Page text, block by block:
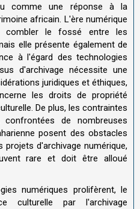
comme une réponse à la
africain. L'ère numérique
combler le fossé entre les
elle présente également de
à l'égard des technologies
d'archivage nécessite une
juridiques et éthiques,
les droits de propriété
De plus, les contraintes
confrontées de nombreuses
posent des obstacles
d'archivage numérique,
rare et doit être alloué
numériques prolifèrent, le
culturelle par l'archivage